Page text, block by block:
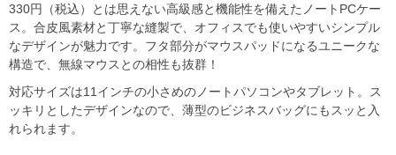
330円（税込）とは思えない高級感と機能性を備えたノートPCケー
ス。合皮風素材と丁寧な縫製で、オフィスでも使いやすいシンプル
なデザインが魅力です。フタ部分がマウスパッドになるユニークな
構造で、無線マウスとの相性も抜群！
対応サイズは11インチの小さめのノートパソコンやタブレット。ス
ッキリとしたデザインなので、薄型のビジネスバッグにもスッと入
れられます。